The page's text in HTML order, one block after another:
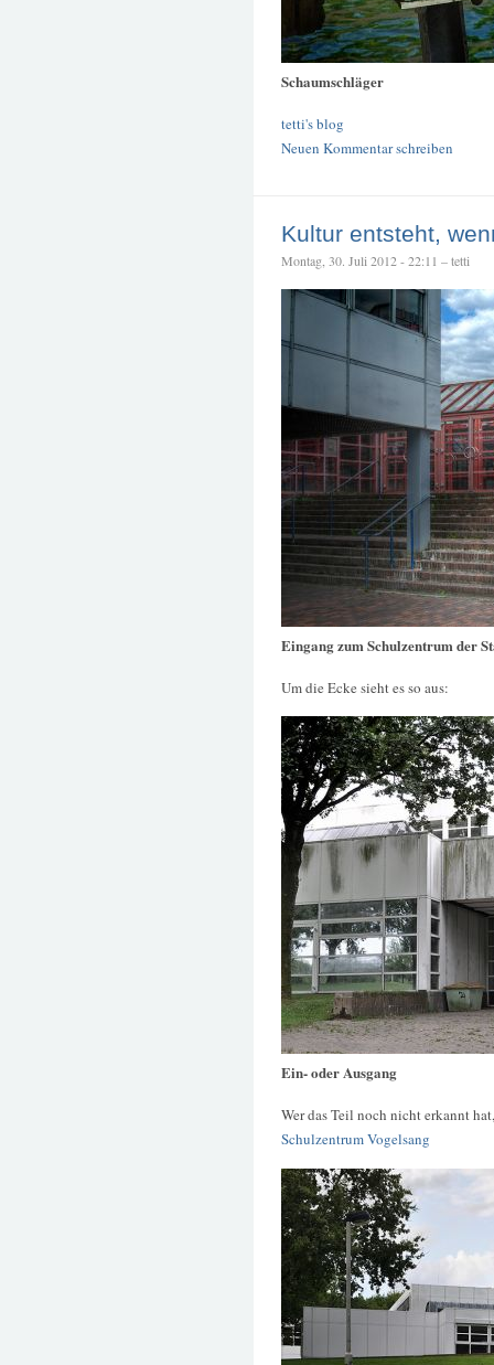
Schaumschläger
tetti's blog
Neuen Kommentar schreiben
Kultur entsteht,
Montag, 30. Juli 2012 - 22:11 – tetti
Eingang zum Schulzentrum der
Um die Ecke sieht es so aus:
Ein- oder Ausgang
Wer das Teil noch nicht erkannt
Schulzentrum Vogelsang